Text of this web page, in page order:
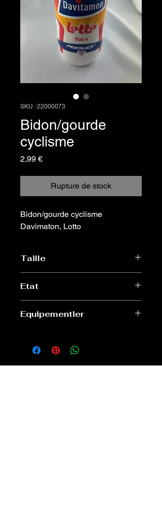
SKU : 22000073
Bidon/gourde
cyclisme
2,99 €Prix
Rupture de stock
Bidon/gourde cyclisme
Davimaton, Lotto
Taille
Etat
Equipementier